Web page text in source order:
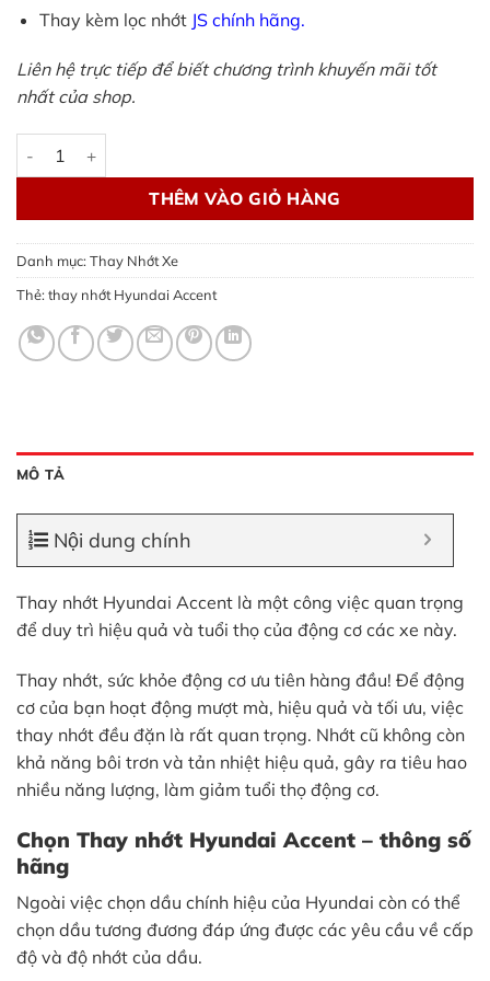
Thay kèm lọc nhớt JS chính hãng.
Liên hệ trực tiếp để biết chương trình khuyến mãi tốt
nhất của shop.
Thay nhớt Hyundai Accent - Wolver chuẩn thông số hãng số
THÊM VÀO GIỎ HÀNG
Danh mục: Thay Nhớt Xe
Thẻ: thay nhớt Hyundai Accent
MÔ TẢ
Nội dung chính
Thay nhớt Hyundai Accent là một công việc quan trọng
để duy trì hiệu quả và tuổi thọ của động cơ các xe này.
Thay nhớt, sức khỏe động cơ ưu tiên hàng đầu! Để động
cơ của bạn hoạt động mượt mà, hiệu quả và tối ưu, việc
thay nhớt đều đặn là rất quan trọng. Nhớt cũ không còn
khả năng bôi trơn và tản nhiệt hiệu quả, gây ra tiêu hao
nhiều năng lượng, làm giảm tuổi thọ động cơ.
Chọn Thay nhớt Hyundai Accent – thông số
hãng
Ngoài việc chọn dầu chính hiệu của Hyundai còn có thể
chọn dầu tương đương đáp ứng được các yêu cầu về cấp
độ và độ nhớt của dầu.